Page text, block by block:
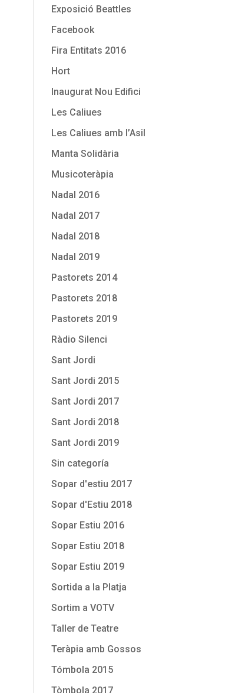
Exposició Beattles
Facebook
Fira Entitats 2016
Hort
Inaugurat Nou Edifici
Les Caliues
Les Caliues amb l’Asil
Manta Solidària
Musicoteràpia
Nadal 2016
Nadal 2017
Nadal 2018
Nadal 2019
Pastorets 2014
Pastorets 2018
Pastorets 2019
Ràdio Silenci
Sant Jordi
Sant Jordi 2015
Sant Jordi 2017
Sant Jordi 2018
Sant Jordi 2019
Sin categoría
Sopar d'estiu 2017
Sopar d'Estiu 2018
Sopar Estiu 2016
Sopar Estiu 2018
Sopar Estiu 2019
Sortida a la Platja
Sortim a VOTV
Taller de Teatre
Teràpia amb Gossos
Tómbola 2015
Tòmbola 2017